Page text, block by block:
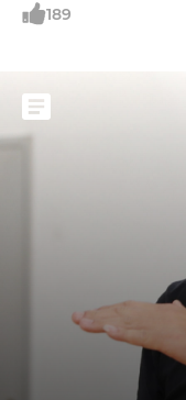
대 1의 경쟁을 뚫어야 했는
189